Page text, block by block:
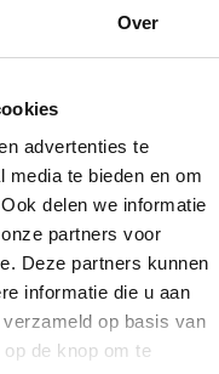
Over
advertenties te
media te bieden en om
delen we informatie
partners voor
Deze partners kunnen
informatie die u aan
op basis van
de knop om te